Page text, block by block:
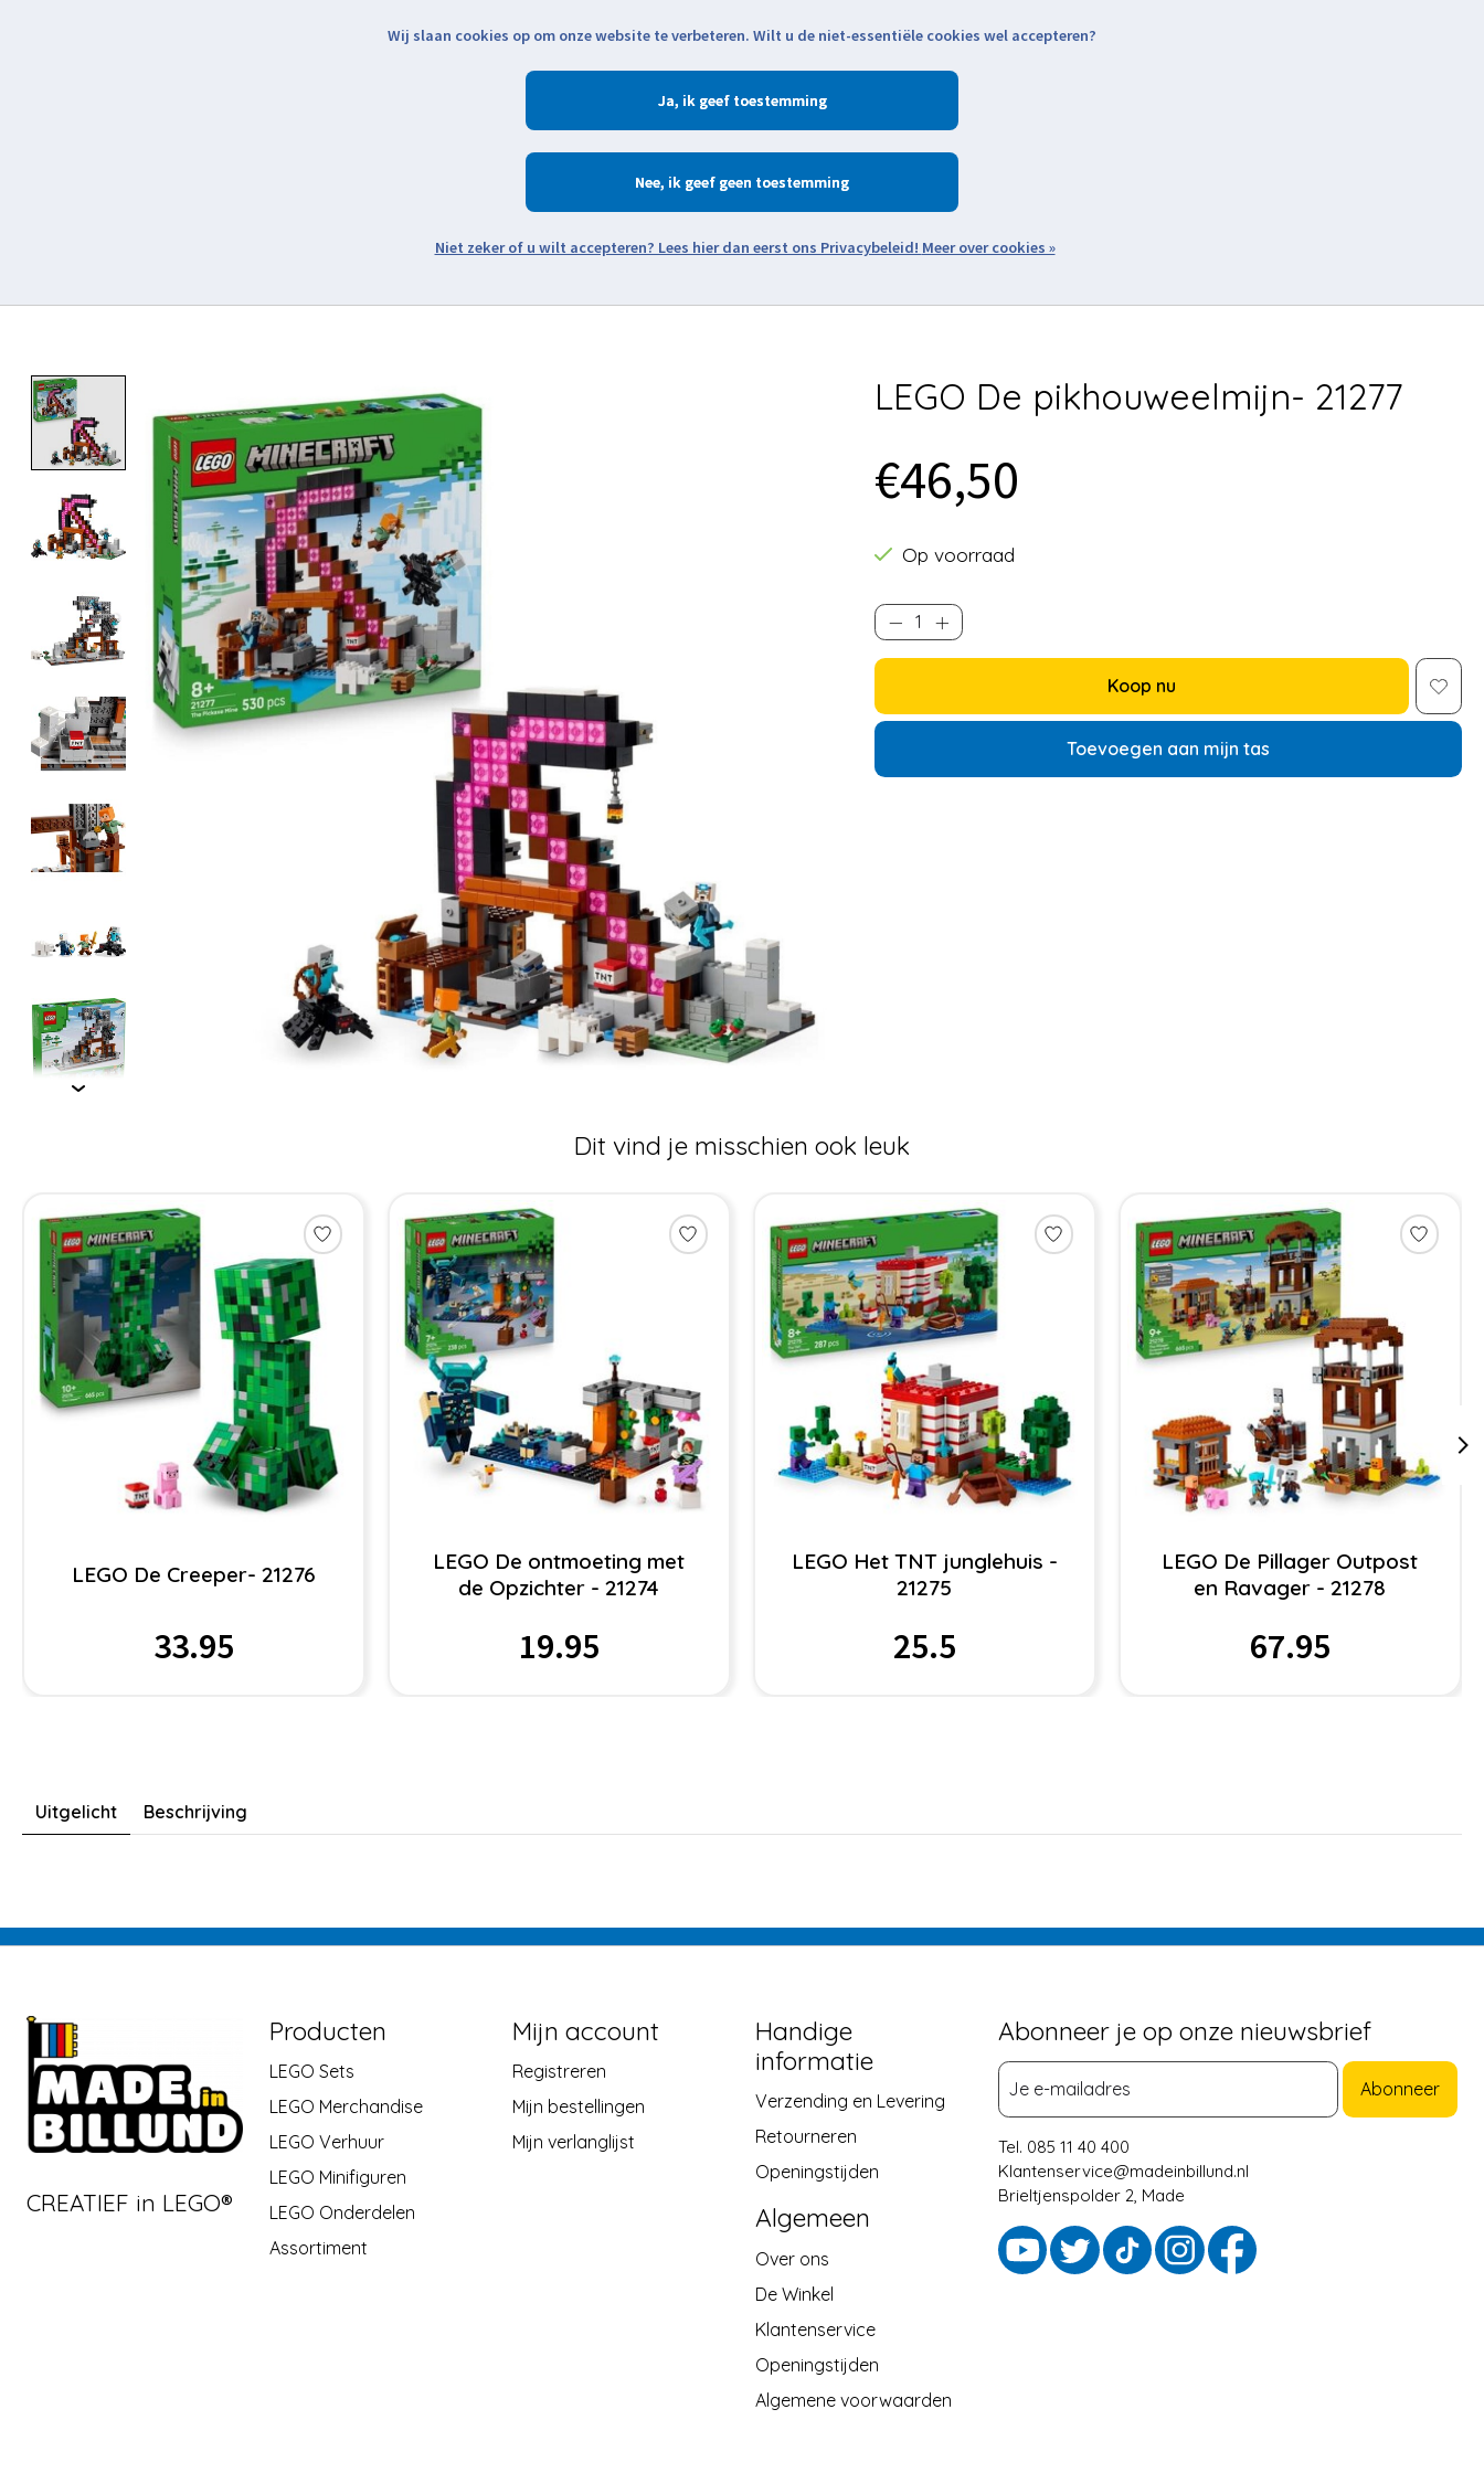
Zoeken
LEGO De pikhouweelmijn- 21277
€46,50
Op voorraad
Koop nu
Toevoegen aan mijn tas
Dit vind je misschien ook leuk
Items van productcarrousel
LEGO De Creeper- 21276
33.95
LEGO De ontmoeting met
de Opzichter - 21274
19.95
LEGO Het TNT junglehuis -
21275
25.5
LEGO De Pillager Outpost
en Ravager - 21278
67.95
Uitgelicht Beschrijving
CREATIEF in LEGO®
Producten
LEGO Sets
LEGO Merchandise
LEGO Verhuur
LEGO Minifiguren
LEGO Onderdelen
Assortiment
Mijn account
Registreren
Mijn bestellingen
Mijn verlanglijst
Handige
informatie
Verzending en Levering
Retourneren
Openingstijden
Algemeen
Over ons
De Winkel
Klantenservice
Openingstijden
Algemene voorwaarden
Abonneer je op onze nieuwsbrief
Abonneer
Tel. 085 11 40 400
Klantenservice@madeinbillund.nl
Brieltjenspolder 2, Made
Wij slaan cookies op om onze website te verbeteren. Wilt u de niet-essentiële cookies wel accepteren?
Ja
Nee
Meer over cookies »